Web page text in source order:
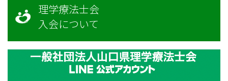
理学療法士会
入会について